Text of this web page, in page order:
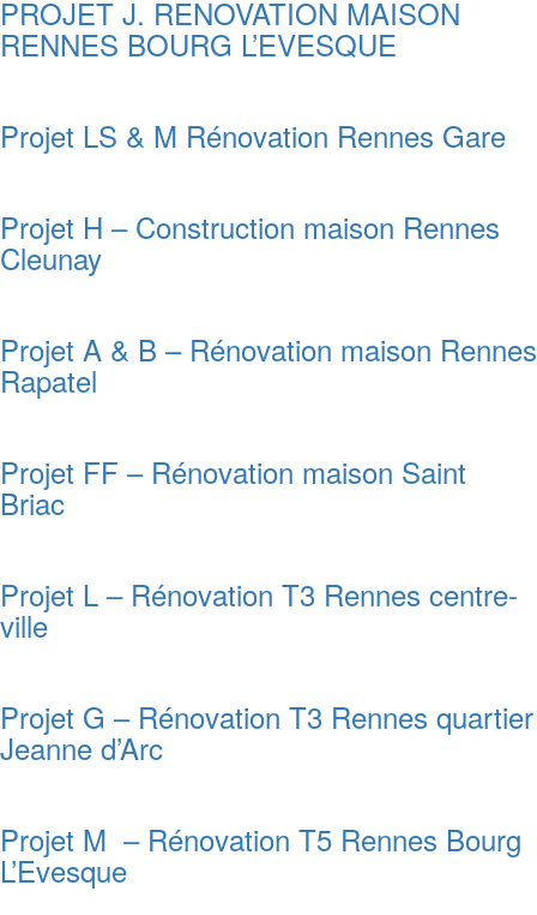
PROJET J. RENOVATION MAISON
RENNES BOURG L’EVESQUE
Projet LS & M Rénovation Rennes Gare
Projet H – Construction maison Rennes
Cleunay
Projet A & B – Rénovation maison Rennes
Rapatel
Projet FF – Rénovation maison Saint
Briac
Projet L – Rénovation T3 Rennes centre-
ville
Projet G – Rénovation T3 Rennes quartier
Jeanne d’Arc
Projet M – Rénovation T5 Rennes Bourg
L’Evesque